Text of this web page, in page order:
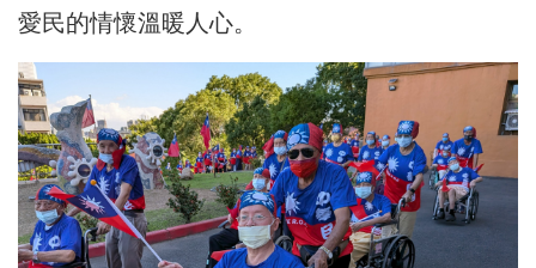
愛民的情懷溫暖人心。